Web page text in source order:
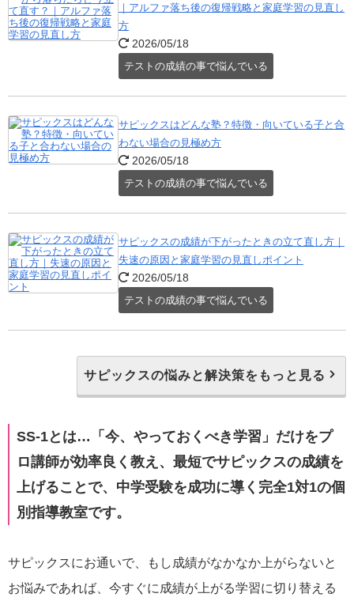
｜アルファ落ち後の復帰戦略と家庭学習の見直し
方
2026/05/18
テストの成績の事で悩んでいる
サピックスはどんな塾？特徴・向いている子と合
わない場合の見極め方
2026/05/18
テストの成績の事で悩んでいる
サピックスの成績が下がったときの立て直し方｜
失速の原因と家庭学習の見直しポイント
2026/05/18
テストの成績の事で悩んでいる
サピックスの悩みと解決策をもっと見る
SS-1とは…「今、やっておくべき学習」だけをプ
ロ講師が効率良く教え、最短でサピックスの成績を
上げることで、中学受験を成功に導く完全1対1の個
別指導教室です。
サピックスにお通いで、もし成績がなかなか上がらないと
お悩みであれば、今すぐに成績が上がる学習に切り替える